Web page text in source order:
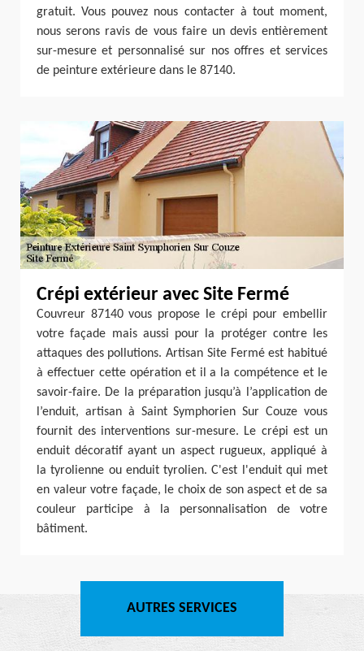
gratuit. Vous pouvez nous contacter à tout moment,
nous serons ravis de vous faire un devis entièrement
sur-mesure et personnalisé sur nos offres et services
de peinture extérieure dans le 87140.
Crépi extérieur avec Site Fermé
Couvreur 87140 vous propose le crépi pour embellir
votre façade mais aussi pour la protéger contre les
attaques des pollutions. Artisan Site Fermé est habitué
à effectuer cette opération et il a la compétence et le
savoir-faire. De la préparation jusqu’à l’application de
l’enduit, artisan à Saint Symphorien Sur Couze vous
fournit des interventions sur-mesure. Le crépi est un
enduit décoratif ayant un aspect rugueux, appliqué à
la tyrolienne ou enduit tyrolien. C'est l'enduit qui met
en valeur votre façade, le choix de son aspect et de sa
couleur participe à la personnalisation de votre
bâtiment.
AUTRES SERVICES